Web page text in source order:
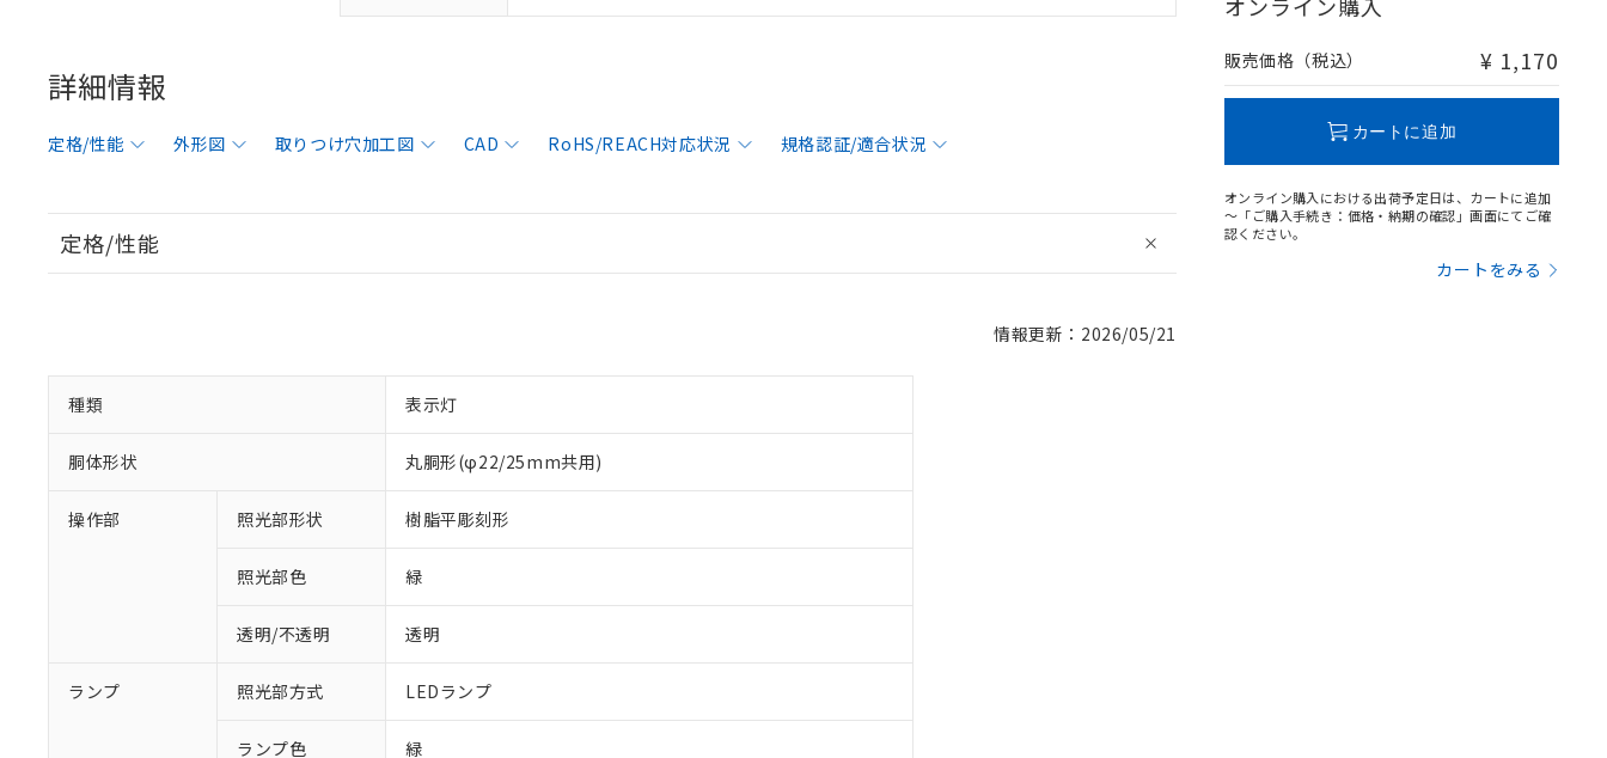
詳細情報
定格/性能 外形図 取りつけ穴加工図 CAD RoHS/REACH対応状況 規格認証/適合状況
定格/性能
情報更新：2026/05/21
種類 表示灯
胴体形状 丸胴形(φ22/25mm共用)
操作部 照光部形状 樹脂平彫刻形
照光部色 緑
透明/不透明 透明
ランプ 照光部方式 LEDランプ
ランプ色 緑
販売価格（税込） ¥ 1,170
カートに追加
オンライン購入における出荷予定日は、カートに追加
～「ご購入手続き：価格・納期の確認」画面にてご確
認ください。
カートをみる
※1 対応状況
対応済み：EU RoHS指令（10物質）の非含有に対応した製品が提供可能な商品です。
対応予定：EU RoHS指令（10物質）の非含有に対応した製品に切り替える予定のある商品です。